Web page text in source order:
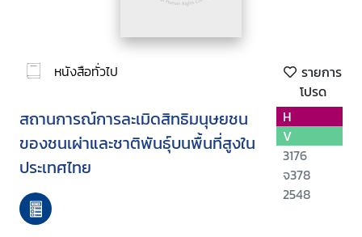
หนังสือทั่วไป
รายการ
โปรด
สถานการณ์การละเมิดสิทธิมนุษยชน
ของชนเผ่าและชาติพันธุ์บนพื้นที่สูงใน
ประเทศไทย
H
V
3176
จ378
2548